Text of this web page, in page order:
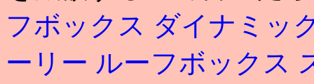
フボックス ダイナミッ
ーリー ルーフボックス